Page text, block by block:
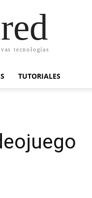
tecnologías
TUTORIALES